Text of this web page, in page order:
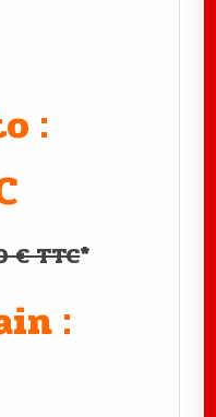
:
€ TTC*
: